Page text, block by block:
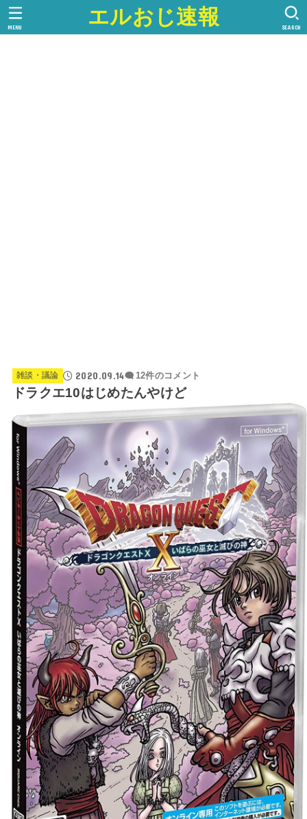
エルおじ速報 SEARCH
MENU
雑談・議論 2020.09.14 12件のコメント
ドラクエ10はじめたんやけど